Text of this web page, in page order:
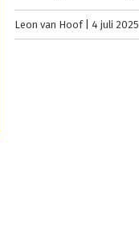
Leon van Hoof 4 juli 2025